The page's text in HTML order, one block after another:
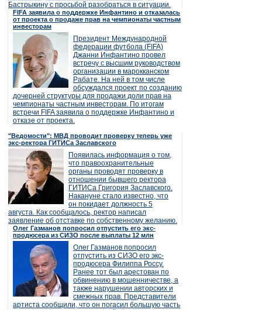
Бастрыкину с просьбой разобраться в ситуации.
FIFA заявила о поддержке Инфантино и отказалась
от проекта о продаже прав на чемпионаты частным
инвесторам
Президент Международной
федерации футбола (FIFA)
Джанни Инфантино провел
встречу с высшим руководством
организации в марокканском
Рабате. На ней в том числе
обсуждался проект по созданию
дочерней структуры для продажи доли прав на
чемпионаты частным инвесторам. По итогам
встречи FIFA заявила о поддержке Инфантино и
отказе от проекта.
"Ведомости": МВД проводит проверку теперь уже
экс-ректора ГИТИСа Заславского
Появилась информация о том,
что правоохранительные
органы проводят проверку в
отношении бывшего ректора
ГИТИСа Григория Заславского.
Накануне стало известно, что
он покидает должность 5
августа. Как сообщалось, ректор написал
заявление об отставке по собственному желанию.
Олег Газманов попросил отпустить его экс-
продюсера из СИЗО после выплаты 12 млн
Олег Газманов попросил
отпустить из СИЗО его экс-
продюсера Филиппа Россу.
Ранее тот был арестован по
обвинению в мошенничестве, а
также нарушении авторских и
смежных прав. Представители
артиста сообщили, что он погасил большую часть